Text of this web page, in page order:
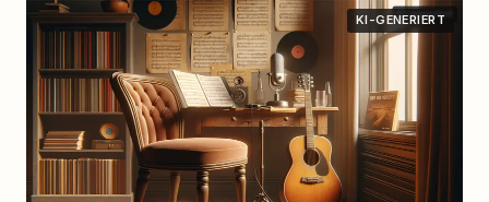
KI-GENERIERT